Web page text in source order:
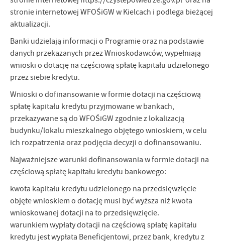
stronie internetowej WFOŚiGW w Kielcach i podlega bieżącej
aktualizacji.
Banki udzielają informacji o Programie oraz na podstawie
danych przekazanych przez Wnioskodawców, wypełniają
wnioski o dotację na częściową spłatę kapitału udzielonego
przez siebie kredytu.
Wnioski o dofinansowanie w formie dotacji na częściową
spłatę kapitału kredytu przyjmowane w bankach,
przekazywane są do WFOŚiGW zgodnie z lokalizacją
budynku/lokalu mieszkalnego objętego wnioskiem, w celu
ich rozpatrzenia oraz podjęcia decyzji o dofinansowaniu.
Najważniejsze warunki dofinansowania w formie dotacji na
częściową spłatę kapitału kredytu bankowego:
kwota kapitału kredytu udzielonego na przedsięwzięcie
objęte wnioskiem o dotację musi być wyższa niż kwota
wnioskowanej dotacji na to przedsięwzięcie.
warunkiem wypłaty dotacji na częściową spłatę kapitału
kredytu jest wypłata Beneficjentowi, przez bank, kredytu z